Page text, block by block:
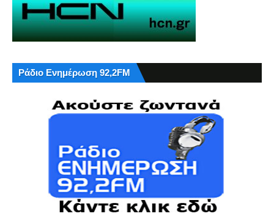
Ράδιο Ενημέρωση 92,2FM